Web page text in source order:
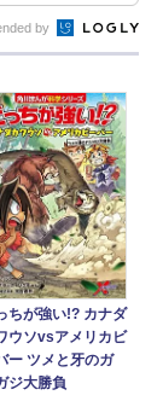
by
ちが強い!? カナダ
ウソvsアメリカビ
ー ツメと牙のガ
ジ大勝負